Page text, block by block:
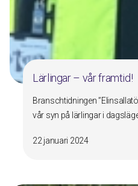
Lärlingar – vår framtid!
Branschtidningen
vår syn på lärlingar i
22 januari 2024